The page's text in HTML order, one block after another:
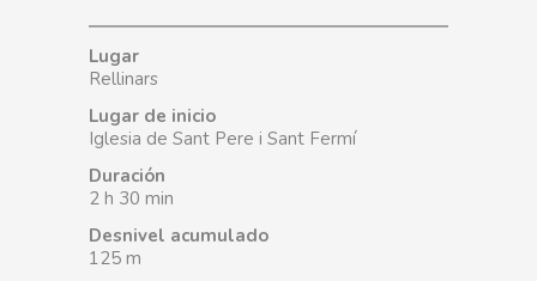
Lugar
Rellinars
Lugar de inicio
Iglesia de Sant Pere i Sant Fermí
Duración
2 h 30 min
Desnivel acumulado
125 m